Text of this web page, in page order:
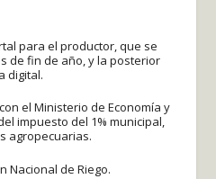
el productor, que se
de fin de año, y la posterior
digital.
Ministerio de Economía y
impuesto del 1% municipal,
agropecuarias.
de Riego.